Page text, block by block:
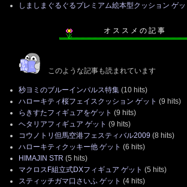
しましまぐるぐるプレミアム絵本型クッション ゲッ
オ ス ス メ の 記 事
このような記事も読まれています
秒ヨミのブルーインパルス特集 (10 hits)
ハローキティ桜フェイスクッション ゲット (9 hits)
らきすたフィギュアをゲット (9 hits)
ヘタリアフィギュア ゲット (9 hits)
コウノトリ但馬空港フェスティバル2009 (8 hits)
ハローキティクッキー他 ゲット (6 hits)
HIMAJIN STR (5 hits)
マクロスF組立式DXフィギュア ゲット (5 hits)
スティッチガマ口さいふ ゲット (4 hits)